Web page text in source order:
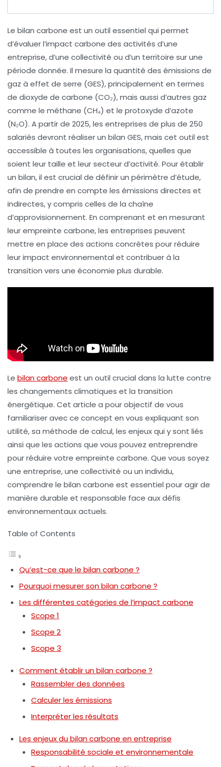
Le bilan carbone est un outil essentiel qui permet
d’évaluer l’impact carbone des activités d’une
entreprise, d’une collectivité ou d’un territoire sur une
période donnée. Il mesure la quantité des émissions de
gaz à effet de serre (GES), principalement en termes
de dioxyde de carbone (CO₂), mais aussi d’autres gaz
comme le méthane (CH₄) et le protoxyde d’azote
(N₂O). A partir de 2025, les entreprises de plus de 250
salariés devront réaliser un bilan GES, mais cet outil est
accessible à toutes les organisations, quelles que
soient leur taille et leur secteur d’activité. Pour établir
un bilan, il est crucial de définir un périmètre d’étude,
afin de prendre en compte les émissions directes et
indirectes, y compris celles de la chaîne
d’approvisionnement. En comprenant et en mesurant
leur empreinte carbone, les entreprises peuvent
mettre en place des actions concrètes pourréduire
leur impact environnemental et contribuer à la
transition vers une économie plus durable.
Le bilan carbone est un outil crucial dans la lutte contre
les changements climatiques et la transition
énergétique. Cet article a pour objectif de vous
familiariser avec ce concept en vous expliquant son
utilité, sa méthode de calcul, les enjeux qui y sont liés
ainsi que les actions que vous pouvez entreprendre
pour réduire votre empreinte carbone. Que vous soyez
une entreprise, une collectivité ou un individu,
comprendre le bilan carbone est essentiel pour agir de
manière durable et responsable face aux défis
environnementaux actuels.
Table of Contents
Qu’est-ce que le bilan carbone ?
Pourquoi mesurer son bilan carbone ?
Les différentes catégories de l’impact carbone
Scope 1
Scope 2
Scope 3
Comment établir un bilan carbone ?
Rassembler des données
Calculer les émissions
Interpréter les résultats
Les enjeux du bilan carbone en entreprise
Responsabilité sociale et environnementale